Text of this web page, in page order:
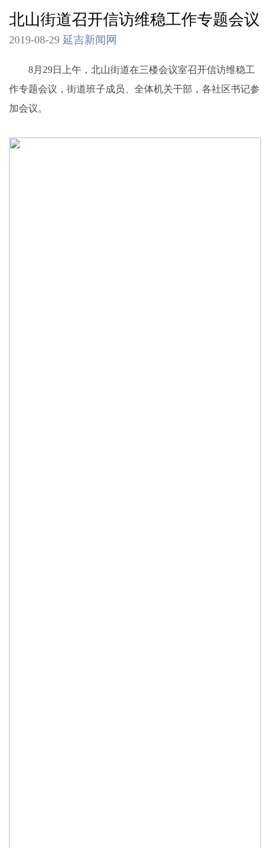
北山街道召开信访维稳工作专题会议
2019-08-29 延吉新闻网
8月29日上午，北山街道在三楼会议室召开信访维稳工
作专题会议，街道班子成员、全体机关干部，各社区书记参
加会议。